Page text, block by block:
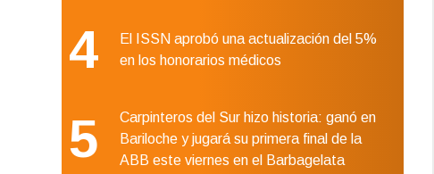
4
El ISSN aprobó una actualización del 5%
en los honorarios médicos
5
Carpinteros del Sur hizo historia: ganó en
Bariloche y jugará su primera final de la
ABB este viernes en el Barbagelata